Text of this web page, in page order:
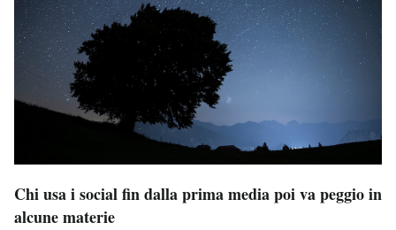
Chi usa i social fin dalla prima media poi va peggio in
alcune materie